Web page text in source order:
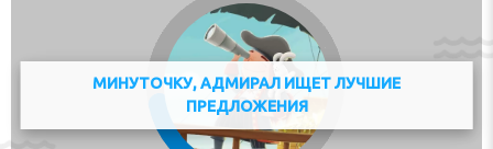
291 00 Argassi, Zakynthos, Greece
МИНУТОЧКУ, АДМИРАЛ ИЩЕТ ЛУЧШИЕ
ПРЕДЛОЖЕНИЯ